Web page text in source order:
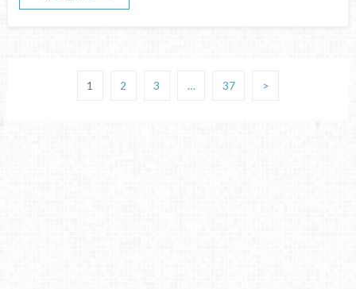
1 2 3 … 37 >